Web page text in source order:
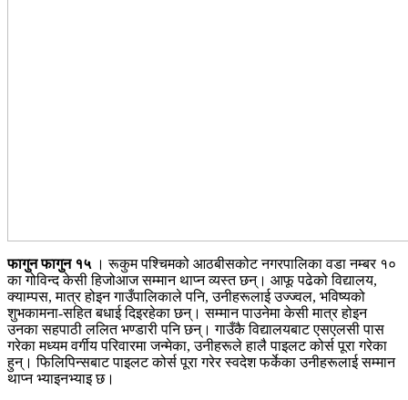
फागुन फागुन १५ । रूकुम पश्चिमको आठबीसकोट नगरपालिका वडा नम्बर १०
का गोविन्द केसी हिजोआज सम्मान थाप्न व्यस्त छन्। आफू पढेको विद्यालय,
क्याम्पस, मात्र होइन गाउँपालिकाले पनि, उनीहरूलाई उज्ज्वल, भविष्यको
शुभकामना-सहित बधाई दिइरहेका छन्। सम्मान पाउनेमा केसी मात्र होइन
उनका सहपाठी ललित भण्डारी पनि छन्। गाउँकै विद्यालयबाट एसएलसी पास
गरेका मध्यम वर्गीय परिवारमा जन्मेका, उनीहरूले हालै पाइलट कोर्स पूरा गरेका
हुन्। फिलिपिन्सबाट पाइलट कोर्स पूरा गरेर स्वदेश फर्केका उनीहरूलाई सम्मान
थाप्न भ्याइनभ्याइ छ।